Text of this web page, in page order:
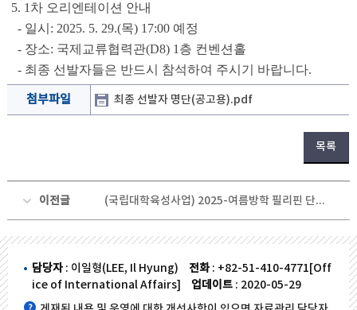
5. 1차 오리엔테이션 안내
- 일시: 2025. 5. 29.(목) 17:00 예정
- 장소: 국제교류협력관(D8) 1층 컨벤션홀
- 최종 선발자들은 반드시 참석하여 주시기 바랍니다.
첨부파일 최종 선발자 명단(공고용).pdf
목록
이전글 (국립대학육성사업) 2025-여름방학 필리핀 단기어학연수 면접전형 실시 안내
담당자 : 이일형(LEE, Il Hyung) 전화 : +82-51-410-4771[Off
ice of International Affairs]
업데이트 : 2020-05-29